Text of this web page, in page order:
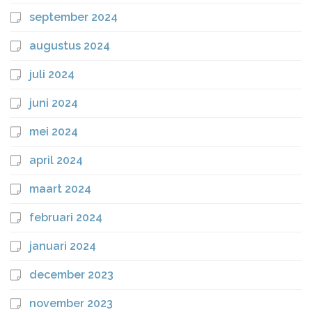
september 2024
augustus 2024
juli 2024
juni 2024
mei 2024
april 2024
maart 2024
februari 2024
januari 2024
december 2023
november 2023